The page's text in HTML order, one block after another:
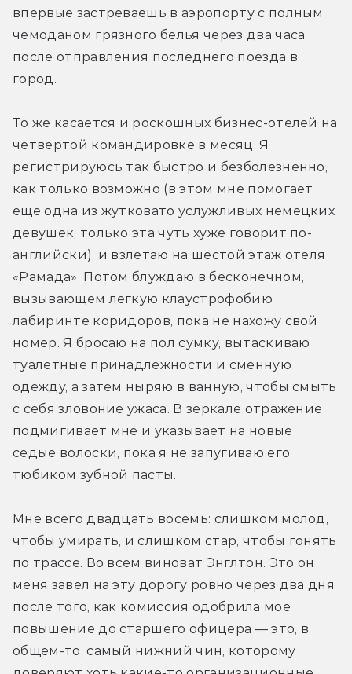
впервые застреваешь в аэропорту с полным
чемоданом грязного белья через два часа
после отправления последнего поезда в
город.
То же касается и роскошных бизнес-отелей на
четвертой командировке в месяц. Я
регистрируюсь так быстро и безболезненно,
как только возможно (в этом мне помогает
еще одна из жутковато услужливых немецких
девушек, только эта чуть хуже говорит по-
английски), и взлетаю на шестой этаж отеля
«Рамада». Потом блуждаю в бесконечном,
вызывающем легкую клаустрофобию
лабиринте коридоров, пока не нахожу свой
номер. Я бросаю на пол сумку, вытаскиваю
туалетные принадлежности и сменную
одежду, а затем ныряю в ванную, чтобы смыть
с себя зловоние ужаса. В зеркале отражение
подмигивает мне и указывает на новые
седые волоски, пока я не запугиваю его
тюбиком зубной пасты.
Мне всего двадцать восемь: слишком молод,
чтобы умирать, и слишком стар, чтобы гонять
по трассе. Во всем виноват Энглтон. Это он
меня завел на эту дорогу ровно через два дня
после того, как комиссия одобрила мое
повышение до старшего офицера — это, в
общем-то, самый нижний чин, которому